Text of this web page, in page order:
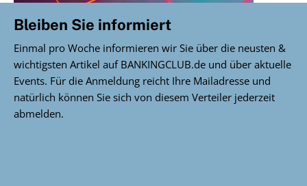
Bleiben Sie informiert
Einmal pro Woche informieren wir Sie über die neusten &
wichtigsten Artikel auf BANKINGCLUB.de und über aktuelle
Events. Für die Anmeldung reicht Ihre Mailadresse und
natürlich können Sie sich von diesem Verteiler jederzeit
abmelden.